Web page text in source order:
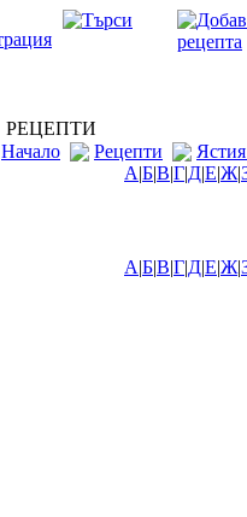
РЕЦЕПТИ
Начало
Рецепти
А|Б|В|Г|Д|Е|Ж|
А|Б|В|Г|Д|Е|Ж|